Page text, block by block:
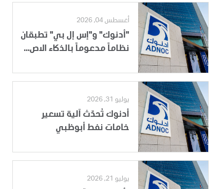
أغسطس 04, 2026
"أدنوك" و"إس إل بي" تطبقان
نظاماً مدعوماً بالذكاء الاص...
يوليو 31, 2026
أدنوك تُحدّث آلية تسعير
خامات نفط أبوظبي
يوليو 21, 2026